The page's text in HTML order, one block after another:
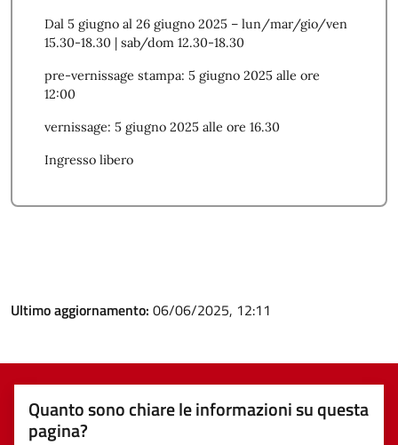
Dal 5 giugno al 26 giugno 2025 – lun/mar/gio/ven
15.30-18.30 | sab/dom 12.30-18.30
pre-vernissage stampa: 5 giugno 2025 alle ore
12:00
vernissage: 5 giugno 2025 alle ore 16.30
Ingresso libero
Ultimo aggiornamento: 06/06/2025, 12:11
Quanto sono chiare le informazioni su questa
pagina?